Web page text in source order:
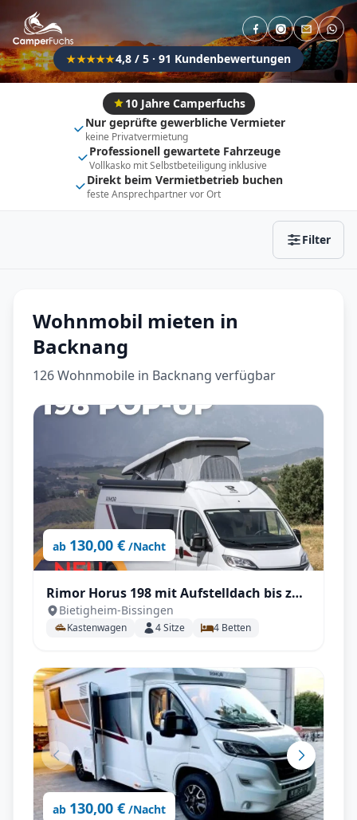
★★★★★4,8 / 5 · 91 Kundenbewertungen
10 Jahre Camperfuchs
Nur geprüfte gewerbliche Vermieter
keine Privatvermietung
Professionell gewartete Fahrzeuge
Vollkasko mit Selbstbeteiligung inklusive
Direkt beim Vermietbetrieb buchen
feste Ansprechpartner vor Ort
Filter
Flexibel (±3 Tage) Anhängerkupplung
Fahrzeugtyp
Vollintegriert Kastenwagen
Alkoven Teil-Integriert
Wohnwagen
Wohnmobil mieten in
Backnang
126 Wohnmobile in Backnang verfügbar
ab 130,00 € /Nacht
Rimor Horus 198 mit Aufstelldach bis zu 4
Personen auf 5,99 Metern
Bietigheim-Bissingen
Kastenwagen 4Sitze 4 Betten
ab 130,00 € /Nacht